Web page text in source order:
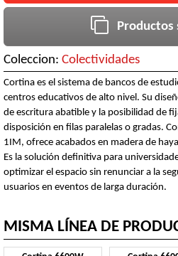
Productos
Coleccion: Colectividades
Cortina es el sistema de bancos de
centros educativos de alto nivel. Su
de escritura abatible y la posibilidad de
disposición en filas paralelas o gradas.
1IM, ofrece acabados en madera de
Es la solución definitiva para
optimizar el espacio sin renunciar a la
usuarios en eventos de larga duración.
MISMA LÍNEA DE